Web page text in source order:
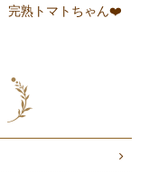
完熟トマトちゃん❤️